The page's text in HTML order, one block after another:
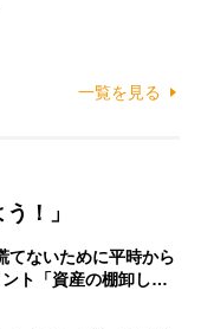
一覧を見る
！」
てないために平時から
ト「資産の棚卸し…